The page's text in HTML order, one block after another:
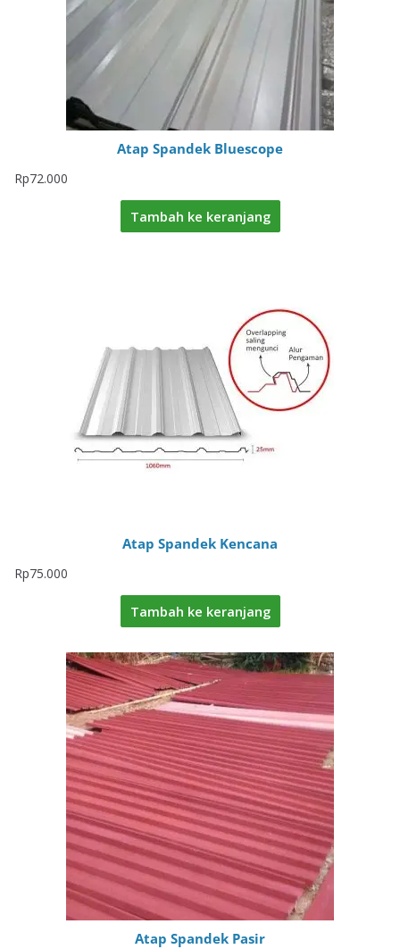
Atap Spandek Bluescope
Rp72.000
Tambah ke keranjang
Atap Spandek Kencana
Rp75.000
Tambah ke keranjang
Atap Spandek Pasir